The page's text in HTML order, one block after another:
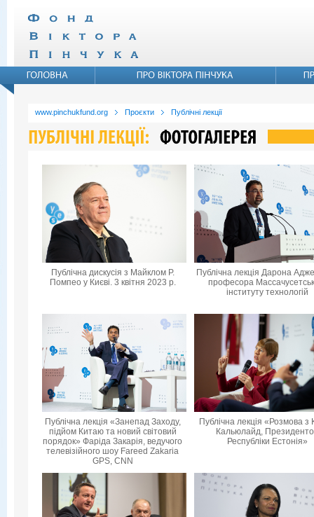
www.pinchukfund.org Проєкти Публічні лекції
Публічна дискусія з Майклом Р.
Помпео у Києві. 3 квітня 2023 р.
Публічна лекція Дарона
професора
інституту технологій
Публічна лекція «Занепад Заходу,
підйом Китаю та новий світовий
порядок» Фаріда Закарія, ведучого
телевізійного шоу Fareed Zakaria
GPS, CNN
Публічна лекція «Розмова з
Кальюлайд,
Республіки Естонія»